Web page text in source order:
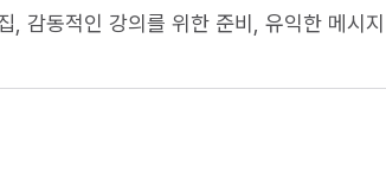
강의를 위한 준비, 유익한 메시지 전달법, 여운을 남기는 강의